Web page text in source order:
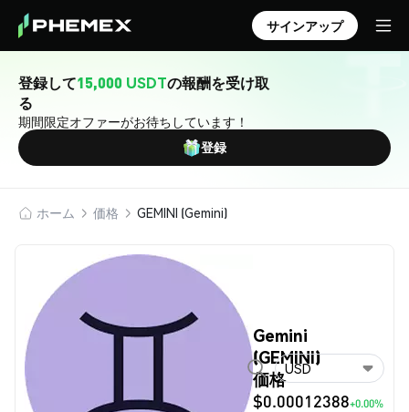
サインアップ
登録して15,000 USDTの報酬を受け取
る
期間限定オファーがお待ちしています！
登録
ホーム 価格 GEMINI (Gemini)
Gemini
(GEMINI)
価格
$0.00012388+0.00%
USD